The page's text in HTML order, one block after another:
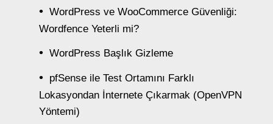
WordPress ve WooCommerce Güvenliği:
Wordfence Yeterli mi?
WordPress Başlık Gizleme
pfSense ile Test Ortamını Farklı
Lokasyondan İnternete Çıkarmak (OpenVPN
Yöntemi)